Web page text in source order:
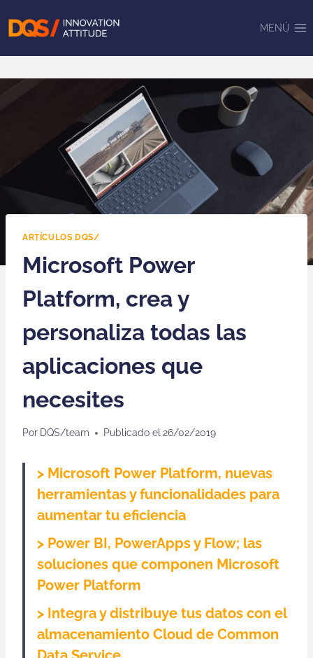
MENÚ
ARTÍCULOS DQS/
Microsoft Power
Platform, crea y
personaliza todas las
aplicaciones que
necesites
Por DQS/team Publicado el 26/02/2019
> Microsoft Power Platform, nuevas
herramientas y funcionalidades para
aumentar tu eficiencia
> Power BI, PowerApps y Flow; las
soluciones que componen Microsoft
Power Platform
> Integra y distribuye tus datos con el
almacenamiento Cloud de Common